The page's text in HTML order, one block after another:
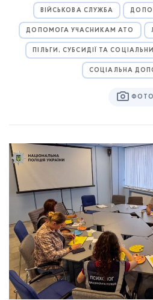
ВІЙСЬКОВА СЛУЖБА
ДОПОМОГА УЧАСНИКАМ АТО
ПІЛЬГИ, СУБСИДІЇ ТА
СОЦІАЛЬНА
ФОТО